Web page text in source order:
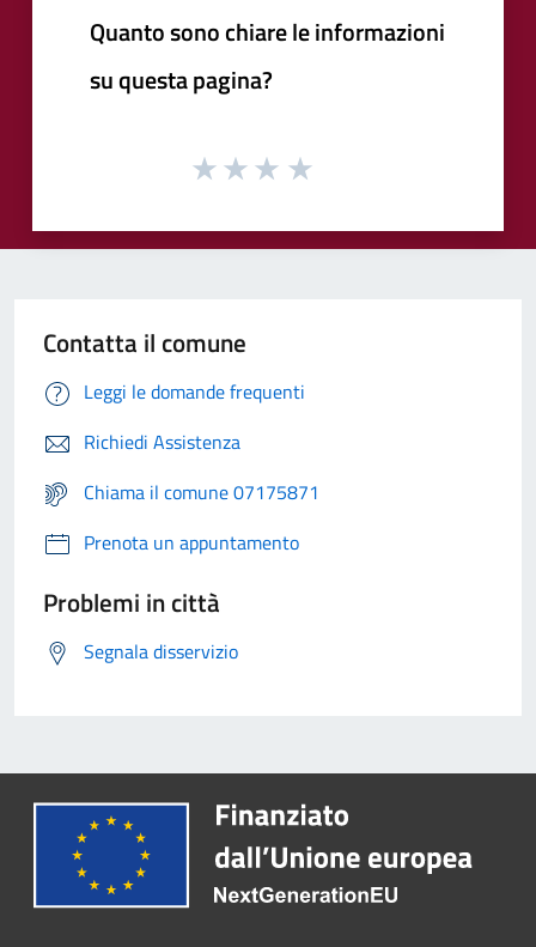
Quanto sono chiare le informazioni
su questa pagina?
Contatta il comune
Leggi le domande frequenti
Richiedi Assistenza
Chiama il comune 07175871
Prenota un appuntamento
Problemi in città
Segnala disservizio